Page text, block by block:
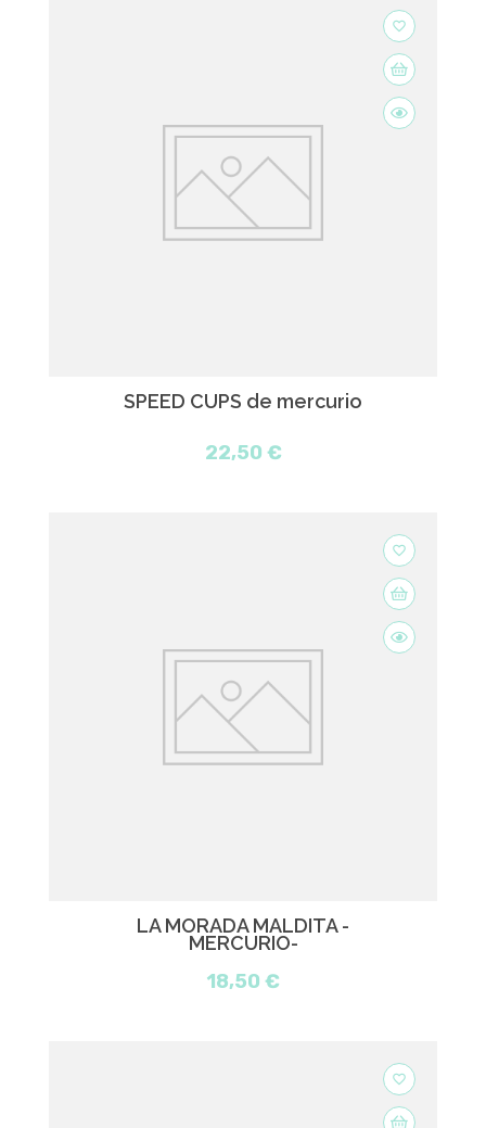
favorite_border
SPEED CUPS de mercurio
22,50 €
favorite_border
LA MORADA MALDITA -
MERCURIO-
18,50 €
favorite_border